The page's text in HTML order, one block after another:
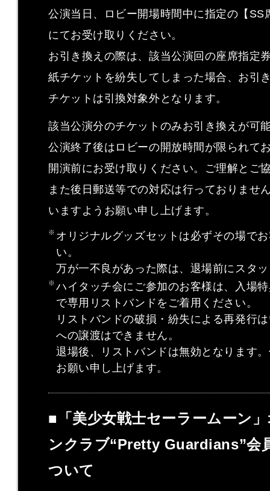
公演当日、ロビー開場時間中に指定の【SS
にてお受け取りください。
お引き換えの際は、該当公演回の座席指定
紙チケットを紛失してしまった場合、お引
チケットは引換対象外となります。
該当公演分のチケットのみお引き換えが可
公演終了後はロビーの開放時間が限られて
開演前にお受け取りください。ご理解とご
また後日郵送等での対応は行っておりませ
いますようお願い申し上げます。
オリジナルグッズセットは必ずその場で
い。
万が一不良があった際は、退場前にスタ
ハイタッチ会にご参加のお客様は、入場
で専用リストバンドをご着用ください。
リストバンドの破損・紛失による再発行
への譲渡はできません。
退場後、リストバンドは無効となります
お願い申し上げます。
■「美少女戦士セーラームーン
ンクラブ“Pretty Guardians”会
ついて